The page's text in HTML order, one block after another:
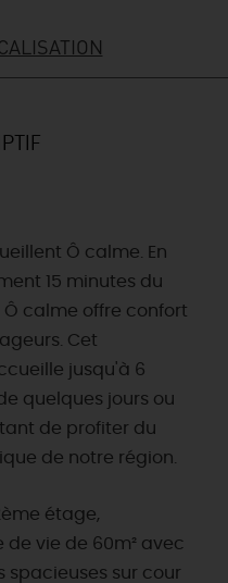
Ô calme. En
15 minutes du
calme offre confort
Cet
jusqu'à 6
quelques jours ou
de profiter du
de notre région.
étage,
vie de 60m² avec
spacieuses sur cour